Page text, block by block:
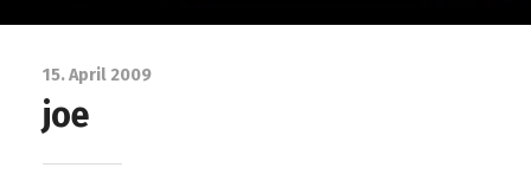
15. April 2009
joe